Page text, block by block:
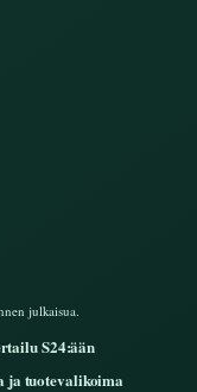
julkaisua.
S24:ään
ja tuotevalikoima